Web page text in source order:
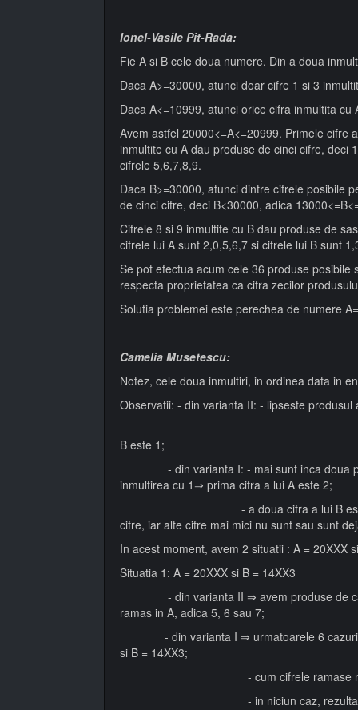
Ionel-Vasile Pit-Rada:
Fie A si B cele doua numere. Din a doua
Daca A>=30000, atunci doar cifre 1 si 3
Daca A<=10999, atunci orice cifra inmultita
Avem astfel 20000<=A<=20999. Primele cifre
inmultite cu A dau produse de cinci cifre, deci
cifrele 5,6,7,8,9.
Daca B>=30000, atunci dintre cifrele posibile
de cinci cifre, deci B<30000, adica
Cifrele 8 si 9 inmultite cu B dau produse de
cifrele lui A sunt 2,0,5,6,7 si cifrele lui B sunt
Se pot efectua acum cele 36 produse
respecta proprietatea ca cifra zecilor
Solutia problemei este perechea de numere
Camelia Musetescu:
Notez, cele doua inmultiri, in ordinea data in
Observatii: - din varianta II: - lipseste
B este 1;
- din varianta I: - mai sunt inca doua
inmultirea cu 1⇒ prima cifra a lui A este 2;
- a doua cifra a lui B este 3 sau 4,
cifre, iar alte cifre mai mici nu sunt sau sunt
In acest moment, avem 2 situatii : A = 20XXX
Situatia 1: A = 20XXX si B = 14XX3
- din varianta II ⇒ avem produse de cate
ramas in A, adica 5, 6 sau 7;
- din varianta I ⇒ urmatoarele 6 cazuri
si B = 14XX3;
- cum cifrele ramase nefolosite
- in niciun caz, rezultatul final